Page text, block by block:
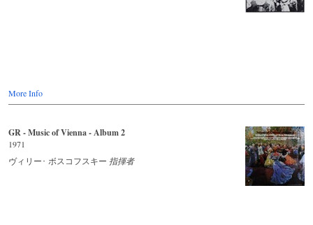
More Info
GR - Music of Vienna - Album 2
1971
ヴィリー･ ボスコフスキー 指揮者